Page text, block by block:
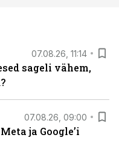
07.08.26, 11:14
sageli vähem,
07.08.26, 09:00
ja Google’i